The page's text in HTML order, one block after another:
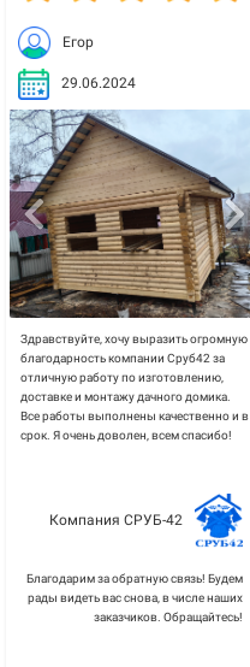
Егор
29.06.2024
Здравствуйте, хочу выразить огромную
благодарность компании Сруб42 за
отличную работу по изготовлению,
доставке и монтажу дачного домика.
Все работы выполнены качественно и в
срок. Я очень доволен, всем спасибо!
Компания СРУБ-42
Благодарим за обратную связь! Будем
рады видеть вас снова, в числе наших
заказчиков. Обращайтесь!